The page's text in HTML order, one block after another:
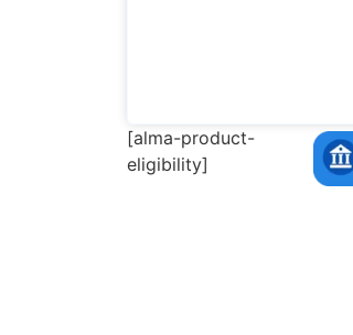
[alma-product-
eligibility]